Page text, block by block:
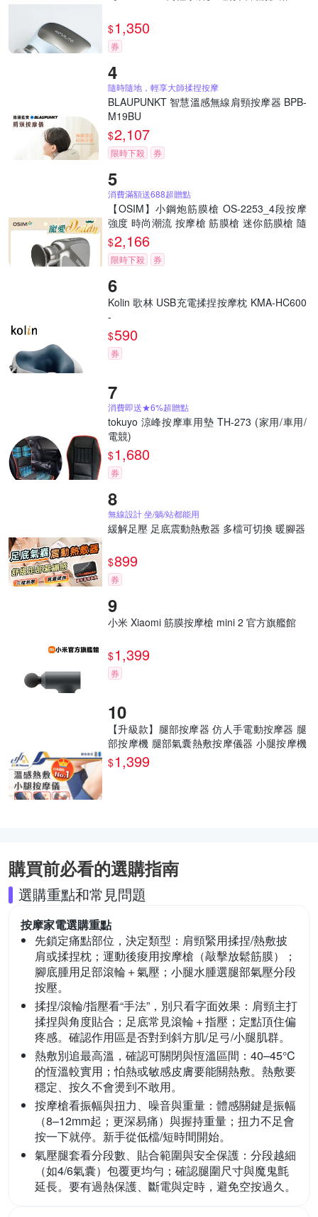
$1,350
券
隨時隨地，輕享大師揉捏按摩
BLAUPUNKT 智慧溫感無線肩頸按摩器 BPB-
M19BU
$2,107
限時下殺 券
消費滿額送688超贈點
【OSIM】小鋼炮筋膜槍 OS-2253_4段按摩
強度 時尚潮流 按摩槍 筋膜槍 迷你筋膜槍 隨
身筋膜槍 電動筋膜槍
$2,166
限時下殺 券
Kolin 歌林 USB充電揉捏按摩枕 KMA-HC600
-
$590
券
消費即送★6%超贈點
tokuyo 涼峰按摩車用墊 TH-273 (家用/車用/
電競)
$1,680
券
無線設計 坐/躺/站都能用
緩解足壓 足底震動熱敷器 多檔可切換 暖腳器
$899
券
小米 Xiaomi 筋膜按摩槍 mini 2 官方旗艦館
$1,399
券
【升級款】腿部按摩器 仿人手電動按摩器 腿
部按摩機 腿部氣囊熱敷按摩儀器 小腿按摩機
按摩
$1,399
購買前必看的選購指南
選購重點和常見問題
按摩家電選購重點
先鎖定痛點部位，決定類型： 肩頸緊用揉捏/熱敷披
肩或揉捏枕；運動後痠用按摩槍（敲擊放鬆筋膜）；
腳底腫用足部滾輪＋氣壓；小腿水腫選腿部氣壓分段
按壓。
揉捏/滾輪/指壓看“手法”，別只看字面效果： 肩頸主打
揉捏與角度貼合；足底常見滾輪＋指壓；定點頂住偏
疼感。確認作用區是否對到斜方肌/足弓/小腿肌群。
熱敷別追最高溫，確認可關閉與恆溫區間： 40–45°C
的恆溫較實用；怕熱或敏感皮膚要能關熱敷。熱敷要
穩定、按久不會燙到不敢用。
按摩槍看振幅與扭力、噪音與重量： 體感關鍵是振幅
（8–12mm起；更深易痛）與握持重量；扭力不足會
按一下就停。新手從低檔/短時間開始。
氣壓腿套看分段數、貼合範圍與安全保護： 分段越細
（如4/6氣囊）包覆更均勻；確認腿圍尺寸與魔鬼氈
延長。要有過熱保護、斷電與定時，避免空按過久。